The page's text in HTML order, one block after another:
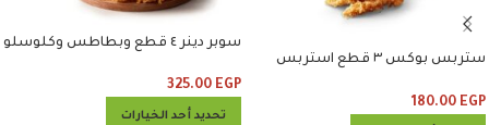
ستربس بوكس ٣ قطع استربس
180.00 EGP
سوبر دينر ٤ قطع وبطاطس وكلوسلو
325.00 EGP
تحديد أحد الخيارات